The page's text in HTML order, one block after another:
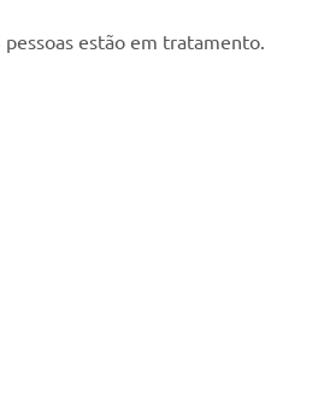
pessoas estão em tratamento.